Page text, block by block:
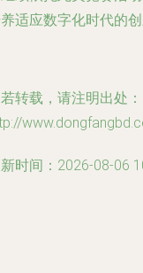
适应数字化时代的创
转载，请注明出处：
时间：2026-08-06